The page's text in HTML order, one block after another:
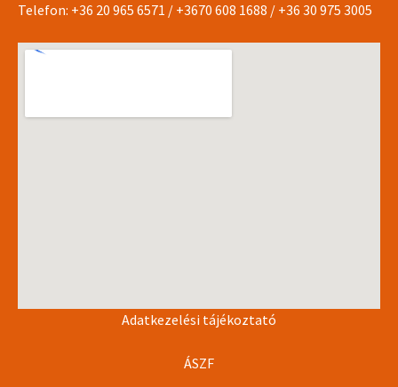
Telefon: +36 20 965 6571 / +3670 608 1688 / +36 30 975 3005
Adatkezelési tájékoztató
ÁSZF